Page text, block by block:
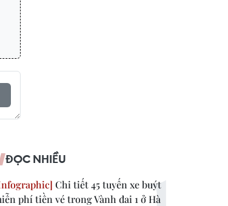
ĐỌC NHIỀU
Chi tiết 45 tuyến xe buýt
phí tiền vé trong Vành đai 1 ở Hà